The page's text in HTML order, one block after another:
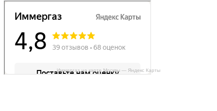
Иммергаз на карте Москвы — Яндекс Карты